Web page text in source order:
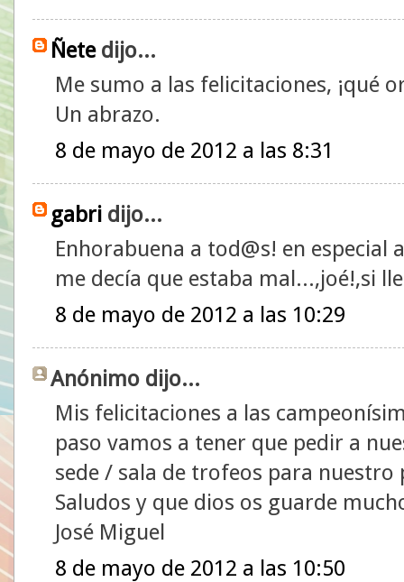
Ñetedijo...
Me sumo a las felicitaciones, ¡qué
Un abrazo.
8 de mayo de 2012 a las 8:31
gabri dijo...
Enhorabuena a tod@s! en especial
me decía que estaba mal...,joé!,si
8 de mayo de 2012 a las 10:29
Anónimo dijo...
Mis felicitaciones a las
paso vamos a tener que pedir a
sede / sala de trofeos para nuestro
Saludos y que dios os guarde
José Miguel
8 de mayo de 2012 a las 10:50